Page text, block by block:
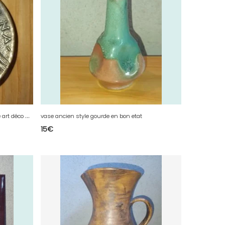
c
endrier vide-poche en bronze dépoque art déco Max Le verrier en bon etat vase ancien style gourde en bon etat
15€